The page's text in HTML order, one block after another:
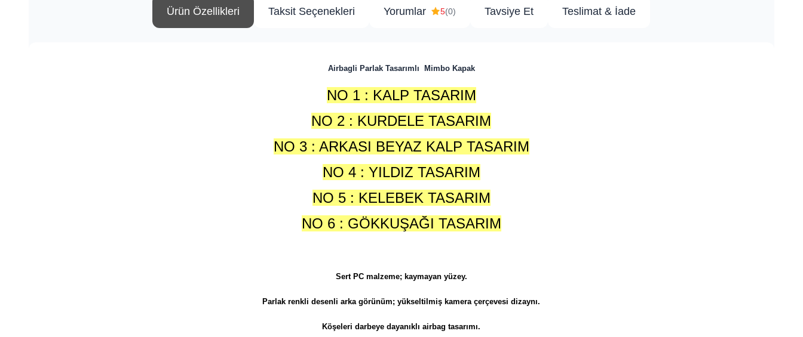
Ürün Özellikleri Taksit Seçenekleri Yorumlar 5(0) Tavsiye Et Teslimat & İade
Airbagli Parlak Tasarımlı Mimbo Kapak
NO 1 : KALP TASARIM
NO 2 : KURDELE TASARIM
NO 3 : ARKASI BEYAZ KALP TASARIM
NO 4 : YILDIZ TASARIM
NO 5 : KELEBEK TASARIM
NO 6 : GÖKKUŞAĞI TASARIM
Sert PC malzeme; kaymayan yüzey.
Parlak renkli desenli arka görünüm; yükseltilmiş kamera çerçevesi dizaynı.
Köşeleri darbeye dayanıklı airbag tasarımı.